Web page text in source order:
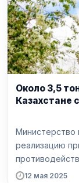
Около 3,5
Казахстане
Министерство
реализацию
12 мая 2025